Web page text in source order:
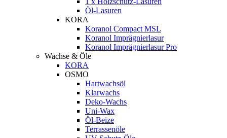
Öl-Lasuren
KORA
Koranol Compact MSL
Koranol Imprägnierlasur
Koranol Imprägnierlasur Pro
Wachse & Öle
KORA
OSMO
Hartwachsöl
Klarwachs
Deko-Wachs
Uni-Wax
Öl-Beize
Terrassenöle